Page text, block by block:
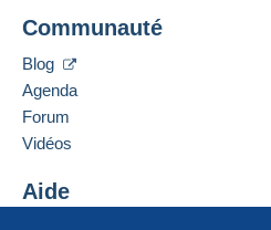
Communauté
Blog
Agenda
Forum
Vidéos
Aide